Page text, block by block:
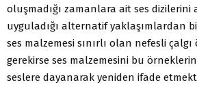
oluşmadığı zamanlara ait ses dizilerini
uyguladığı alternatif yaklaşımlardan
ses malzemesi sınırlı olan nefesli
gerekirse ses malzemesini bu
seslere dayanarak yeniden ifade